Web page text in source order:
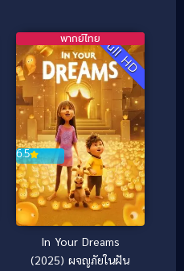
Full HD
6.5
พากย์ไทย
In Your Dreams
(2025) ผจญภัยในฝัน